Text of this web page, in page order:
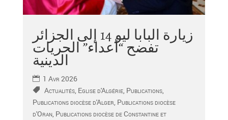
زيارة البابا ليو 14 إلى الجزائر
تفضح “أعداء” الحريات
الدينية
1 Avr 2026
Actualités, Eglise d'Algérie, Publications,
Publications diocèse d'Alger, Publications diocèse
d'Oran, Publications diocèse de Constantine et